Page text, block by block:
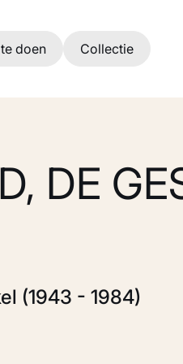
doen Collectie
DE
(1943 - 1984)